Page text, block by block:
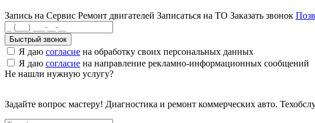
Запись на Сервис Ремонт двигателей Записаться на ТО Заказать звонок
Быстрый звонок
Я даю согласие на обработку своих персональных данных
Я даю согласие на направление рекламно-информационных сообщений
Не нашли нужную услугу?
Задайте вопрос мастеру! Диагностика и ремонт коммерческих авто.